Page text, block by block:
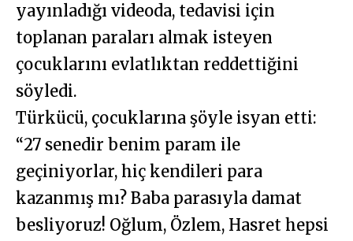
yayınladığı videoda, tedavisi için
toplanan paraları almak isteyen
çocuklarını evlatlıktan reddettiğini
söyledi.
Türkücü, çocuklarına şöyle isyan etti:
“27 senedir benim param ile
geçiniyorlar, hiç kendileri para
kazanmış mı? Baba parasıyla damat
besliyoruz! Oğlum, Özlem, Hasret hepsi